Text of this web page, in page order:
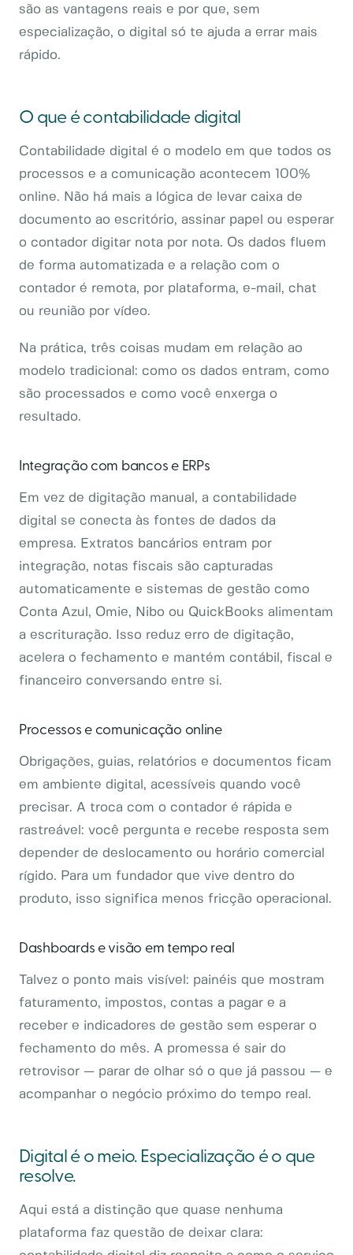
são as vantagens reais e por que, sem
especialização, o digital só te ajuda a errar mais
rápido.
O que é contabilidade digital
Contabilidade digital é o modelo em que todos os
processos e a comunicação acontecem 100%
online. Não há mais a lógica de levar caixa de
documento ao escritório, assinar papel ou esperar
o contador digitar nota por nota. Os dados fluem
de forma automatizada e a relação com o
contador é remota, por plataforma, e-mail, chat
ou reunião por vídeo.
Na prática, três coisas mudam em relação ao
modelo tradicional: como os dados entram, como
são processados e como você enxerga o
resultado.
Integração com bancos e ERPs
Em vez de digitação manual, a contabilidade
digital se conecta às fontes de dados da
empresa. Extratos bancários entram por
integração, notas fiscais são capturadas
automaticamente e sistemas de gestão como
Conta Azul, Omie, Nibo ou QuickBooks alimentam
a escrituração. Isso reduz erro de digitação,
acelera o fechamento e mantém contábil, fiscal e
financeiro conversando entre si.
Processos e comunicação online
Obrigações, guias, relatórios e documentos ficam
em ambiente digital, acessíveis quando você
precisar. A troca com o contador é rápida e
rastreável: você pergunta e recebe resposta sem
depender de deslocamento ou horário comercial
rígido. Para um fundador que vive dentro do
produto, isso significa menos fricção operacional.
Dashboards e visão em tempo real
Talvez o ponto mais visível: painéis que mostram
faturamento, impostos, contas a pagar e a
receber e indicadores de gestão sem esperar o
fechamento do mês. A promessa é sair do
retrovisor — parar de olhar só o que já passou — e
acompanhar o negócio próximo do tempo real.
Digital é o meio. Especialização é o que
resolve.
Aqui está a distinção que quase nenhuma
plataforma faz questão de deixar clara: